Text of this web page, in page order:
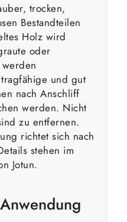
trocken,
Bestandteilen
Holz wird
oder
und gut
nach Anschliff
werden. Nicht
zu entfernen.
richtet sich nach
stehen im
Jotun.